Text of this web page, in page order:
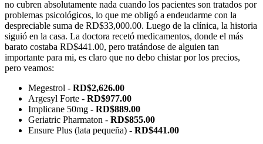
no cubren absolutamente nada cuando los pacientes son tratados por
problemas psicológicos, lo que me obligó a endeudarme con la
despreciable suma de RD$33,000.00. Luego de la clínica, la historia
siguió en la casa. La doctora recetó medicamentos, donde el más
barato costaba RD$441.00, pero tratándose de alguien tan
importante para mi, es claro que no debo chistar por los precios,
pero veamos:
Megestrol - RD$2,626.00
Argesyl Forte - RD$977.00
Implicane 50mg - RD$889.00
Geriatric Pharmaton - RD$855.00
Ensure Plus (lata pequeña) - RD$441.00